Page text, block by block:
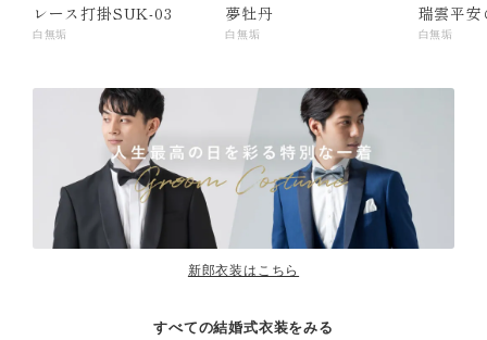
レース打掛SUK-03
白無垢
夢牡丹
白無垢
瑞雲平安
白無垢
新郎衣装はこちら
すべての結婚式衣装をみる